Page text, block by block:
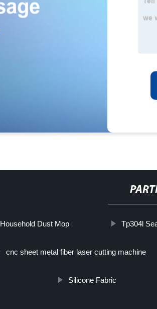
Household Dust Mop Tp304l
cnc sheet metal fiber laser cutting machine
Silicone Fabric